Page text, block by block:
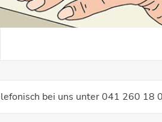
bei uns unter 041 260 18